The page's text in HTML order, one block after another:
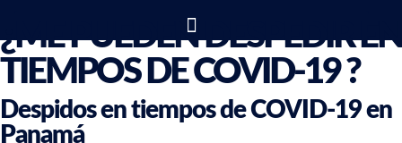
¿ME PUEDEN DESPEDIR EN
TIEMPOS DE COVID-19 ?
Despidos en tiempos de COVID-19 en
Panamá